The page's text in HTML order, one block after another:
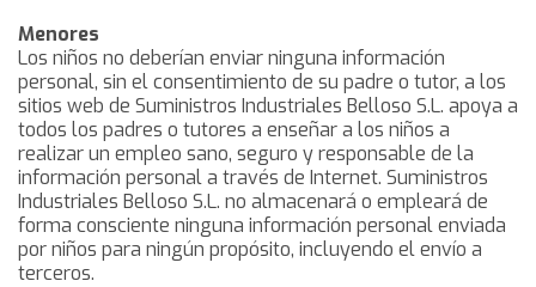
Menores
Los niños no deberían enviar ninguna información
personal, sin el consentimiento de su padre o tutor, a los
sitios web de Suministros Industriales Belloso S.L. apoya a
todos los padres o tutores a enseñar a los niños a
realizar un empleo sano, seguro y responsable de la
información personal a través de Internet. Suministros
Industriales Belloso S.L. no almacenará o empleará de
forma consciente ninguna información personal enviada
por niños para ningún propósito, incluyendo el envío a
terceros.